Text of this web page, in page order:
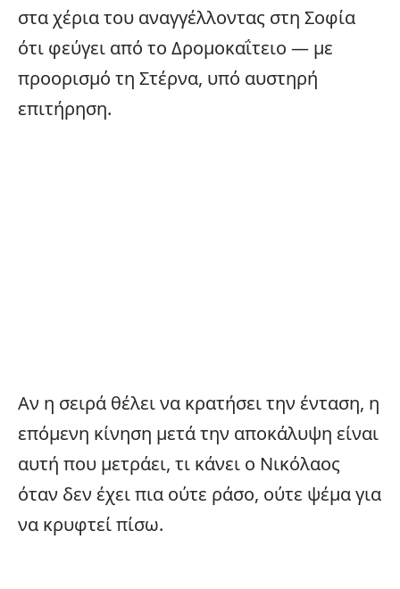
στα χέρια του αναγγέλλοντας στη Σοφία
ότι φεύγει από το Δρομοκαΐτειο — με
προορισμό τη Στέρνα, υπό αυστηρή
επιτήρηση.
Αν η σειρά θέλει να κρατήσει την ένταση, η
επόμενη κίνηση μετά την αποκάλυψη είναι
αυτή που μετράει, τι κάνει ο Νικόλαος
όταν δεν έχει πια ούτε ράσο, ούτε ψέμα για
να κρυφτεί πίσω.